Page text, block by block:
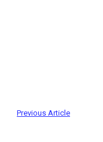
Previous Article